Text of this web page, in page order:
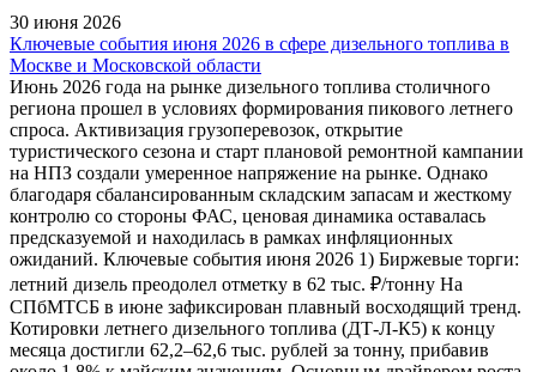
30 июня 2026
Ключевые события июня 2026 в сфере дизельного топлива в
Москве и Московской области
Июнь 2026 года на рынке дизельного топлива столичного
региона прошел в условиях формирования пикового летнего
спроса. Активизация грузоперевозок, открытие
туристического сезона и старт плановой ремонтной кампании
на НПЗ создали умеренное напряжение на рынке. Однако
благодаря сбалансированным складским запасам и жесткому
контролю со стороны ФАС, ценовая динамика оставалась
предсказуемой и находилась в рамках инфляционных
ожиданий. Ключевые события июня 2026 1) Биржевые торги:
летний дизель преодолел отметку в 62 тыс. ₽/тонну На
СПбМТСБ в июне зафиксирован плавный восходящий тренд.
Котировки летнего дизельного топлива (ДТ-Л-К5) к концу
месяца достигли 62,2–62,6 тыс. рублей за тонну, прибавив